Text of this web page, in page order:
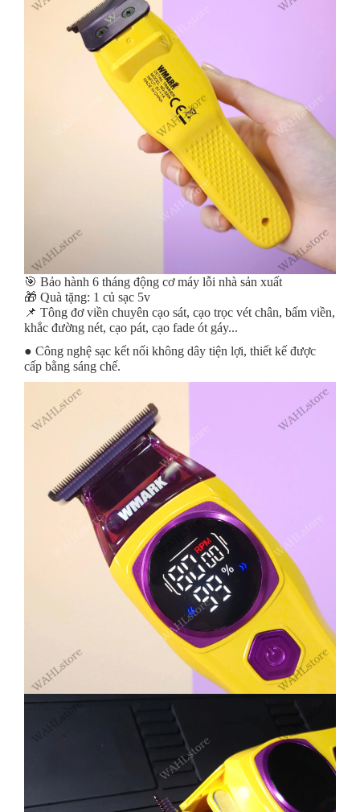
🎯 Bảo hành 6 tháng động cơ máy lỗi nhà sản xuất
🎁 Quà tặng: 1 củ sạc 5v
📌 Tông đơ viền chuyên cạo sát, cạo trọc vét chân, bấm viền,
khắc đường nét, cạo pát, cạo fade ót gáy...
● Công nghệ sạc kết nối không dây tiện lợi, thiết kế được
cấp bằng sáng chế.